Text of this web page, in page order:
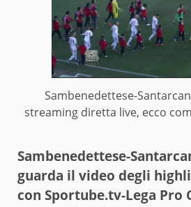
Sambenedettese-
streaming diretta live, ecco
Sambenedettese-
guarda il video degli
con Sportube.tv-Lega Pro